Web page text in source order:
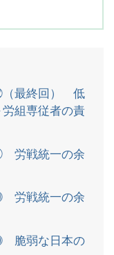
（最終回） 低
組専従者の責
労戦統一の余
労戦統一の余
脆弱な日本の